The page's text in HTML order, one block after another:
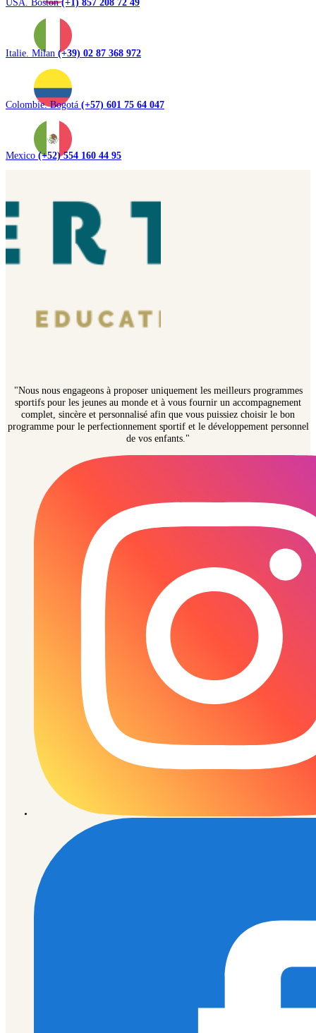
Italie. Milan (+39) 02 87 368 972
Colombie. Bogotá (+57) 601 75 64 047
Mexico (+52) 554 160 44 95
"Nous nous engageons à proposer uniquement les meilleurs programmes
sportifs pour les jeunes au monde et à vous fournir un accompagnement
complet, sincère et personnalisé afin que vous puissiez choisir le bon
programme pour le perfectionnement sportif et le développement personnel
de vos enfants."